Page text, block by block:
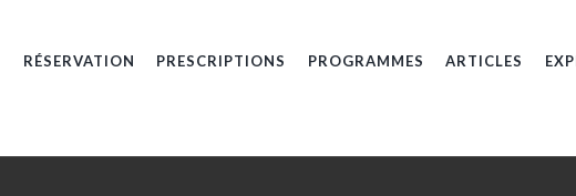
RÉSERVATION PRESCRIPTIONS PROGRAMMES ARTICLES